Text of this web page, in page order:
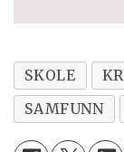
kronikken.
en viktig
SKOLE
SAMFUNN